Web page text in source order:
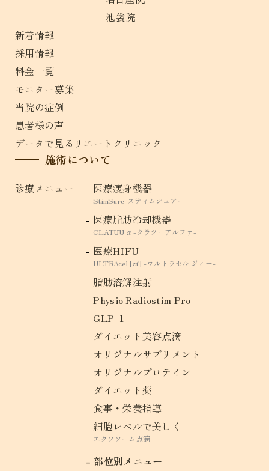
池袋院
新着情報
採用情報
料金一覧
モニター募集
当院の症例
患者様の声
データで見るリエートクリニック
施術について
診療メニュー 医療痩身機器
StimSure-スティムシュアー
医療脂肪冷却機器
CLATUU α -クラツーアルファ-
医療HIFU
ULTRAcel [zíː] -ウルトラセル ジィー-
脂肪溶解注射
Physio Radiostim Pro
GLP-1
ダイエット美容点滴
オリジナルサプリメント
オリジナルプロテイン
ダイエット薬
食事・栄養指導
細胞レベルで美しく
エクソソーム点滴
部位別メニュー